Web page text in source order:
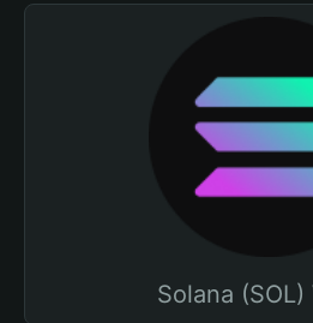
Solana (SOL)